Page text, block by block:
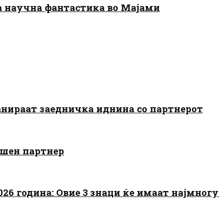
научна фантастика во Мајами
заедничка иднина со партнерот
партнер
година: Овие 3 знаци ќе имаат најмногу